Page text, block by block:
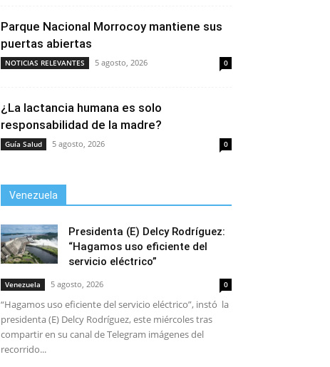
Parque Nacional Morrocoy mantiene sus
puertas abiertas
NOTICIAS RELEVANTES 5 agosto, 2026 0
¿La lactancia humana es solo
responsabilidad de la madre?
Guía Salud 5 agosto, 2026 0
Venezuela
Presidenta (E) Delcy Rodríguez:
“Hagamos uso eficiente del
servicio eléctrico”
Venezuela 5 agosto, 2026 0
“Hagamos uso eficiente del servicio eléctrico”, instó la
presidenta (E) Delcy Rodríguez, este miércoles tras
compartir en su canal de Telegram imágenes del
recorrido...